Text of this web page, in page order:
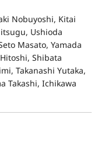
Nobuyoshi, Kitai
Ushioda
Masato, Yamada
Shibata
Takanashi Yutaka,
Takashi, Ichikawa